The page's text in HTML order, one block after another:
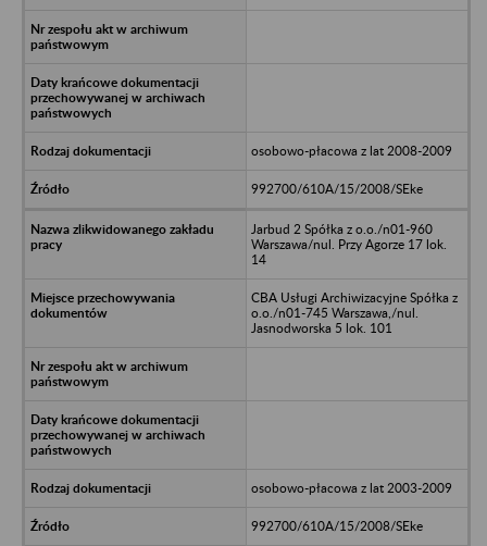
osobowo-płacowa z lat 2008-2009
992700/610A/15/2008/SEke
Jarbud 2 Spółka z o.o./n01-960
Warszawa/nul. Przy Agorze 17 lok.
14
CBA Usługi Archiwizacyjne Spółka z
o.o./n01-745 Warszawa,/nul.
Jasnodworska 5 lok. 101
osobowo-płacowa z lat 2003-2009
992700/610A/15/2008/SEke